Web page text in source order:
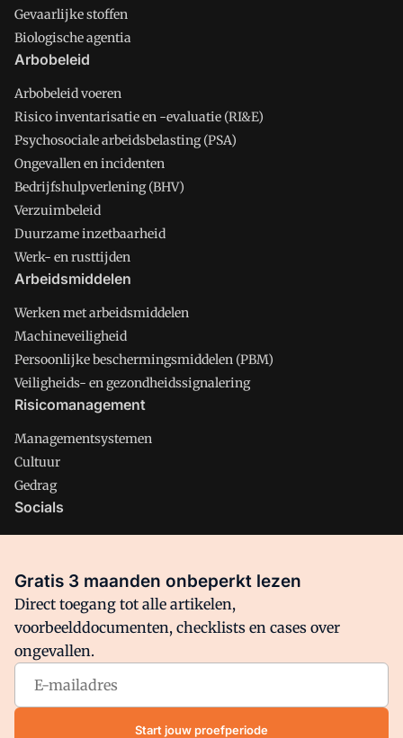
Gevaarlijke stoffen
Biologische agentia
Arbobeleid
Arbobeleid voeren
Risico inventarisatie en -evaluatie (RI&E)
Psychosociale arbeidsbelasting (PSA)
Ongevallen en incidenten
Bedrijfshulpverlening (BHV)
Verzuimbeleid
Duurzame inzetbaarheid
Werk- en rusttijden
Arbeidsmiddelen
Werken met arbeidsmiddelen
Machineveiligheid
Persoonlijke beschermingsmiddelen (PBM)
Veiligheids- en gezondheidssignalering
Risicomanagement
Managementsystemen
Cultuur
Gedrag
Socials
Facebook
Arbo is onderdeel van VMN media. Lees inons manifestwaar
VMN media voor staat. Op gebruik van deze site zijn de
volgende regelingen van toepassing:Algemene Voorwaarden
Privacy en Cookie beleid|Privacy instellingen
Gratis 3 maanden onbeperkt lezen
Direct toegang tot alle artikelen,
voorbeelddocumenten, checklists en cases over
ongevallen.
Start jouw proefperiode